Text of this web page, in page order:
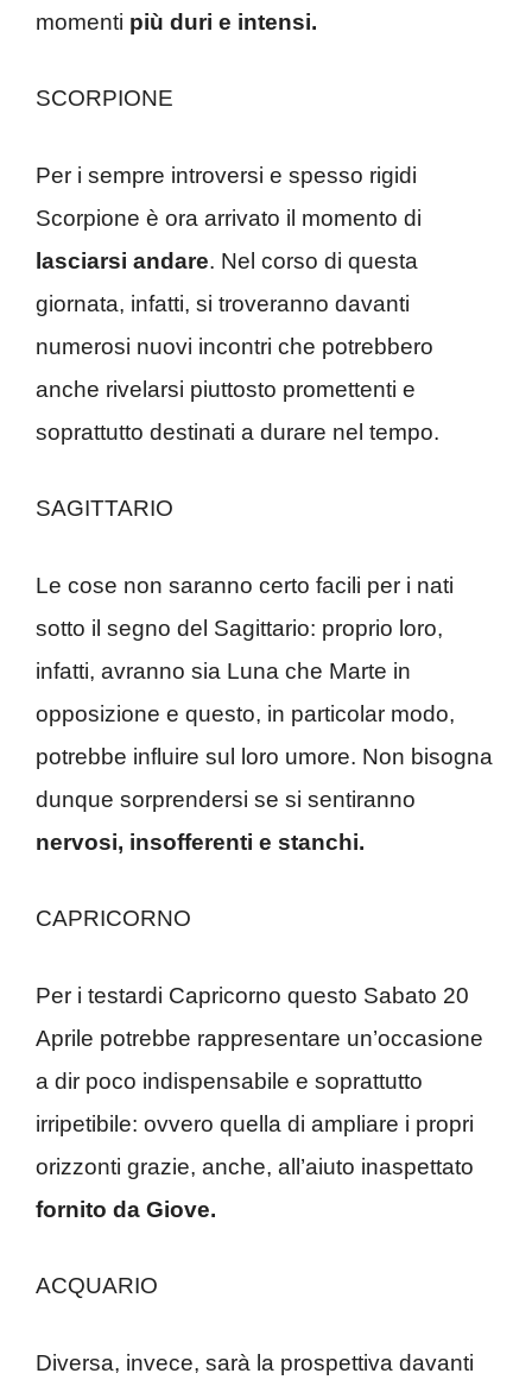
momenti più duri e intensi.
SCORPIONE
Per i sempre introversi e spesso rigidi
Scorpione è ora arrivato il momento di
lasciarsi andare. Nel corso di questa
giornata, infatti, si troveranno davanti
numerosi nuovi incontri che potrebbero
anche rivelarsi piuttosto promettenti e
soprattutto destinati a durare nel tempo.
SAGITTARIO
Le cose non saranno certo facili per i nati
sotto il segno del Sagittario: proprio loro,
infatti, avranno sia Luna che Marte in
opposizione e questo, in particolar modo,
potrebbe influire sul loro umore. Non bisogna
dunque sorprendersi se si sentiranno
nervosi, insofferenti e stanchi.
CAPRICORNO
Per i testardi Capricorno questo Sabato 20
Aprile potrebbe rappresentare un’occasione
a dir poco indispensabile e soprattutto
irripetibile: ovvero quella di ampliare i propri
orizzonti grazie, anche, all’aiuto inaspettato
fornito da Giove.
ACQUARIO
Diversa, invece, sarà la prospettiva davanti